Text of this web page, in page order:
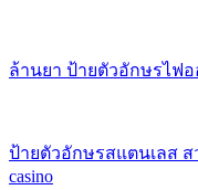
ล้านยา ป้ายตัวอักษรไฟ
ป้ายตัวอักษรสแตนเลส ส
casino